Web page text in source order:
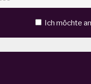
Ich möchte